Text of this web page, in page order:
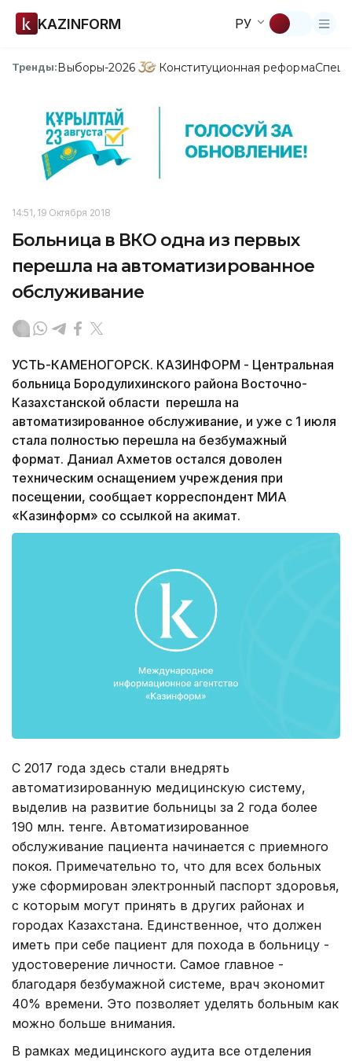
KAZINFORM РУ
Тренды:Выборы-2026 Конституционная реформа
14:51, 19 Октября 2018
Больница в ВКО одна из первых
перешла на автоматизированное
обслуживание
УСТЬ-КАМЕНОГОРСК. КАЗИНФОРМ - Центральная
больница Бородулихинского района Восточно-
Казахстанской области перешла на
автоматизированное обслуживание, и уже с 1 июля
стала полностью перешла на безбумажный
формат. Даниал Ахметов остался доволен
техническим оснащением учреждения при
посещении, сообщает корреспондент МИА
«Казинформ» со ссылкой на акимат.
С 2017 года здесь стали внедрять
автоматизированную медицинскую систему,
выделив на развитие больницы за 2 года более
190 млн. тенге. Автоматизированное
обслуживание пациента начинается с приемного
покоя. Примечательно то, что для всех больных
уже сформирован электронный паспорт здоровья,
с которым могут принять в других районах и
городах Казахстана. Единственное, что должен
иметь при себе пациент для похода в больницу -
удостоверение личности. Самое главное -
благодаря безбумажной системе, врач экономит
40% времени. Это позволяет уделять больным как
можно больше внимания.
В рамках медицинского аудита все отделения